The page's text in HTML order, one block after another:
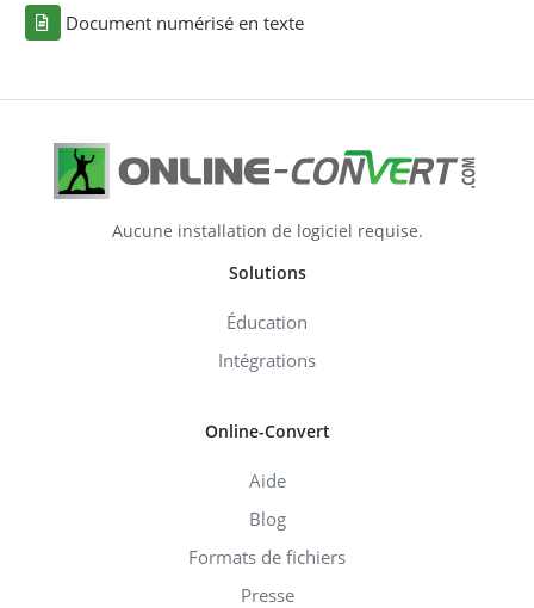
Document numérisé en texte
Aucune installation de logiciel requise.
Solutions
Éducation
Intégrations
Online-Convert
Aide
Blog
Formats de fichiers
Presse